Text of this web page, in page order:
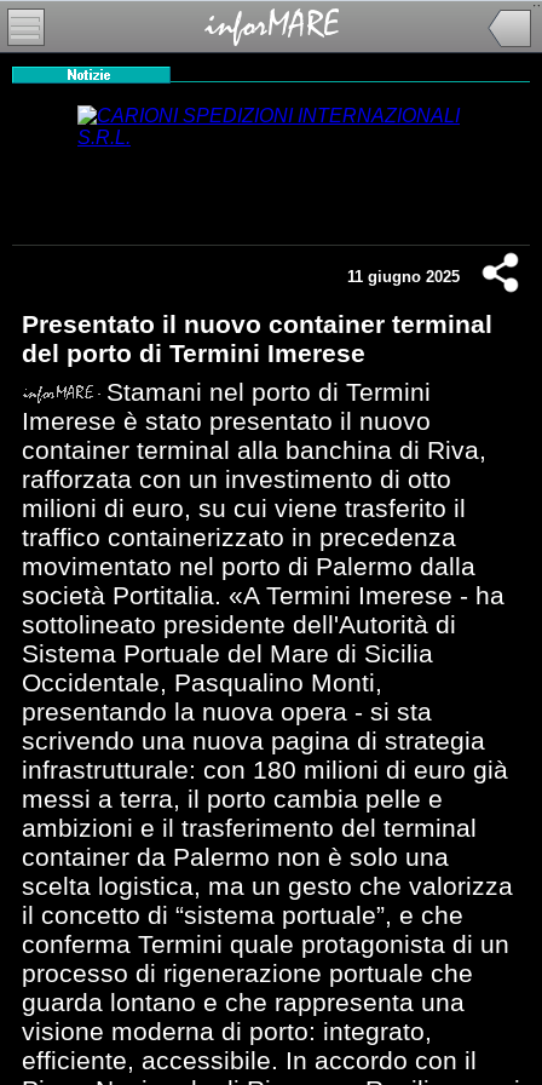
11 giugno 2025
Presentato il nuovo container terminal
del porto di Termini Imerese
Stamani nel porto di Termini
Imerese è stato presentato il nuovo
container terminal alla banchina di Riva,
rafforzata con un investimento di otto
milioni di euro, su cui viene trasferito il
traffico containerizzato in precedenza
movimentato nel porto di Palermo dalla
società Portitalia. «A Termini Imerese - ha
sottolineato presidente dell'Autorità di
Sistema Portuale del Mare di Sicilia
Occidentale, Pasqualino Monti,
presentando la nuova opera - si sta
scrivendo una nuova pagina di strategia
infrastrutturale: con 180 milioni di euro già
messi a terra, il porto cambia pelle e
ambizioni e il trasferimento del terminal
container da Palermo non è solo una
scelta logistica, ma un gesto che valorizza
il concetto di “sistema portuale”, e che
conferma Termini quale protagonista di un
processo di rigenerazione portuale che
guarda lontano e che rappresenta una
visione moderna di porto: integrato,
efficiente, accessibile. In accordo con il